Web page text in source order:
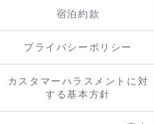
宿泊約款
プライバシーポリシー
カスタマーハラスメントに対
する基本方針